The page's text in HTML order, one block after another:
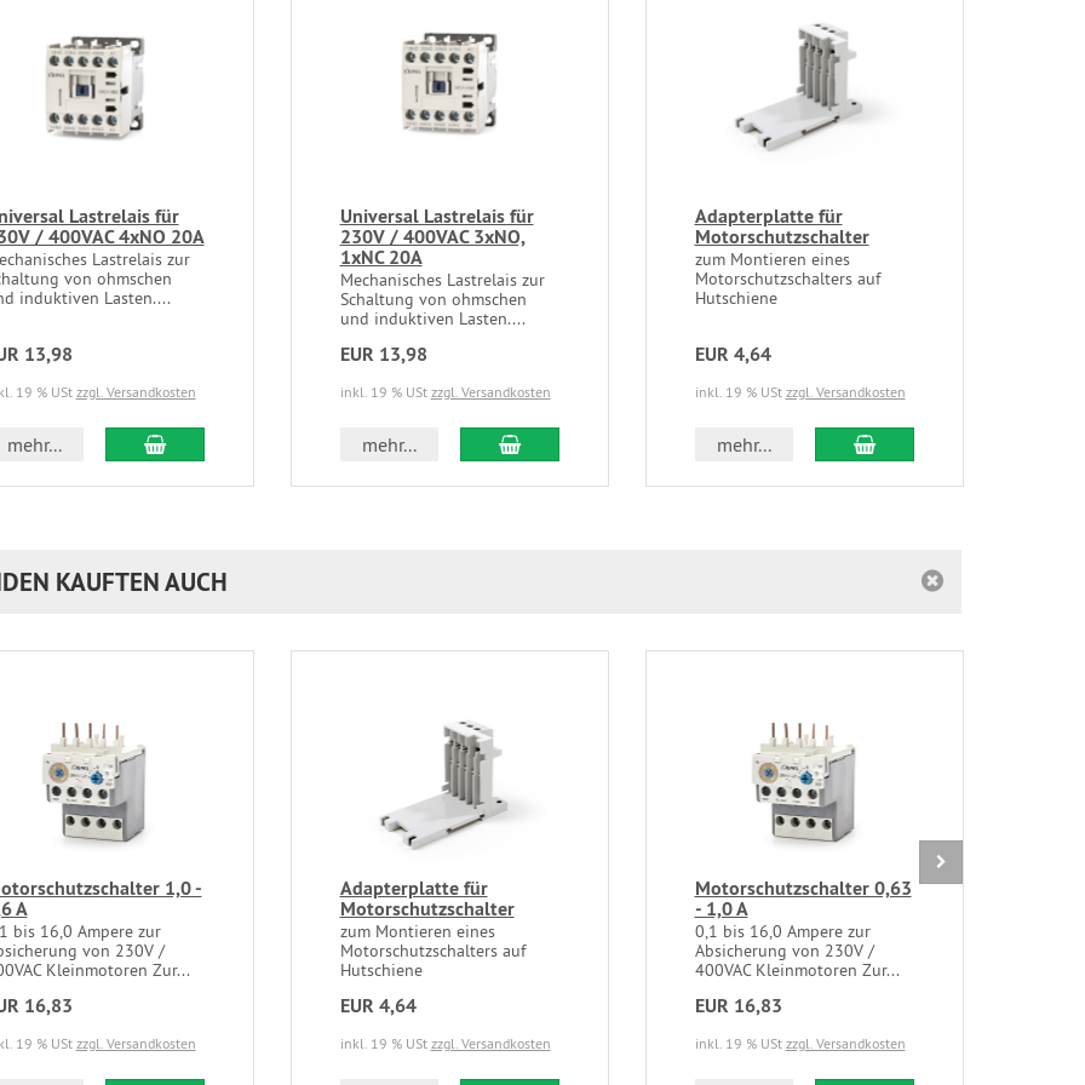
Lastrelais für
/ 400VAC 4xNO 20A
Lastrelais zur
von ohmschen
induktiven Lasten....
13,98
19 % USt zzgl. Versandkosten
mehr... In den Warenkorb
Universal Lastrelais für
230V / 400VAC 3xNO,
1xNC 20A
Mechanisches Lastrelais zur
Schaltung von ohmschen
und induktiven Lasten....
EUR 13,98
inkl. 19 % USt zzgl. Versandkosten
mehr... In den Warenkorb
Adapterplatte für
Motorschutzschalter
zum Montieren eines
Motorschutzschalters auf
Hutschiene
EUR 4,64
inkl. 19 % USt zzgl. Versandkosten
mehr... In den Warenkorb
KAUFTEN AUCH
1,0 -
A
bis 16,0 Ampere zur
von 230V /
Kleinmotoren Zur...
16,83
19 % USt zzgl. Versandkosten
Adapterplatte für
Motorschutzschalter
zum Montieren eines
Motorschutzschalters auf
Hutschiene
EUR 4,64
inkl. 19 % USt zzgl. Versandkosten
Motorschutzschalter 0,63
- 1,0 A
0,1 bis 16,0 Ampere zur
Absicherung von 230V /
400VAC Kleinmotoren Zur...
EUR 16,83
inkl. 19 % USt zzgl. Versandkosten